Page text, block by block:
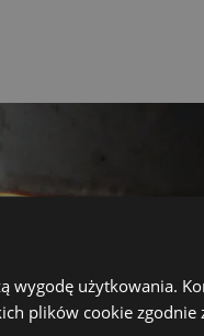
wygodę użytkowania.
plików cookie zgodnie